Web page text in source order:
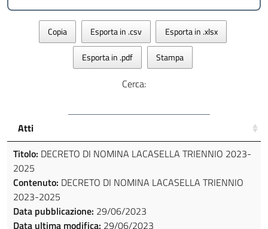
Copia Esporta in .csv Esporta in .xlsx
Esporta in .pdf Stampa
Cerca:
Atti
Titolo: DECRETO DI NOMINA LACASELLA TRIENNIO 2023-
2025
Contenuto: DECRETO DI NOMINA LACASELLA TRIENNIO
2023-2025
Data pubblicazione: 29/06/2023
Data ultima modifica: 29/06/2023